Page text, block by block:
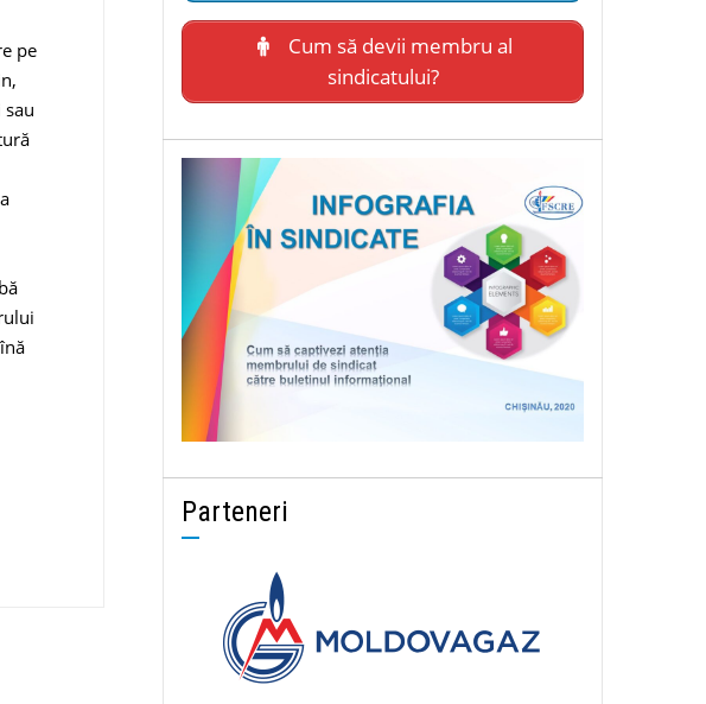
pe
Cum să devii membru al
sindicatului?
Parteneri